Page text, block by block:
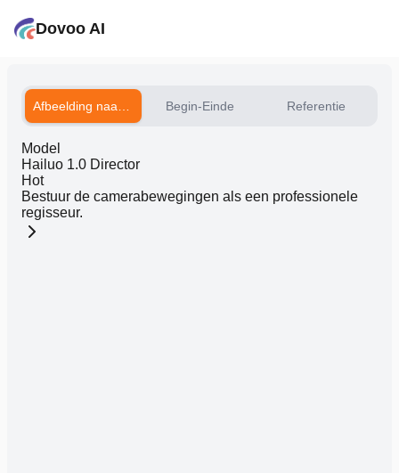
Dovoo AI
Begin-Einde Referentie
Model
Hailuo 1.0 Director
Hot
Bestuur de camerabewegingen als een professionele
regisseur.